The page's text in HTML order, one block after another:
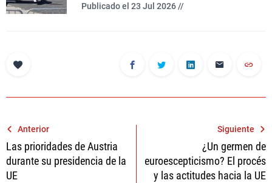
Publicado el 23 Jul 2026 //
Navegación
de
entradas
Anterior
Las prioridades de Austria
durante su presidencia de la
UE
Siguiente
¿Un germen de
euroescepticismo? El procés
y las actitudes hacia la UE